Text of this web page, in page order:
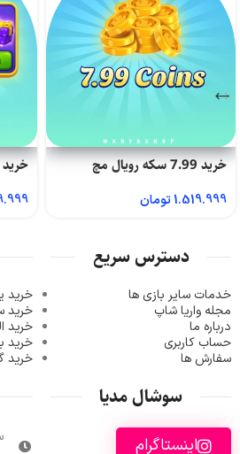
خرید 7.99 سکه رویال مچ
1.519.999تومان
خرید Summer Pass رویال مچ
دسترس سریع
خدمات سایر بازی ها
مجله واریا شاپ
درباره ما
حساب کاربری
سفارش ها
خرید
خرید
خرید
خرید ب
خرید
سوشال مدیا
اینستاگرام